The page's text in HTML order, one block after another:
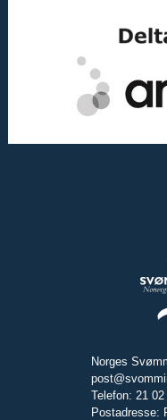
Norges
Telefon: 21 02
Postadresse: